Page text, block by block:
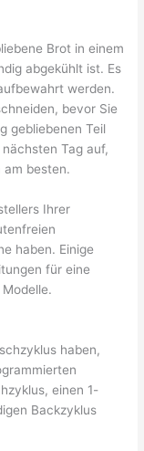
Brot in einem
abgekühlt ist. Es
werden.
bevor Sie
gebliebenen Teil
Tag auf,
besten.
Ihrer
haben. Einige
für eine
haben,
einen 1-
Backzyklus